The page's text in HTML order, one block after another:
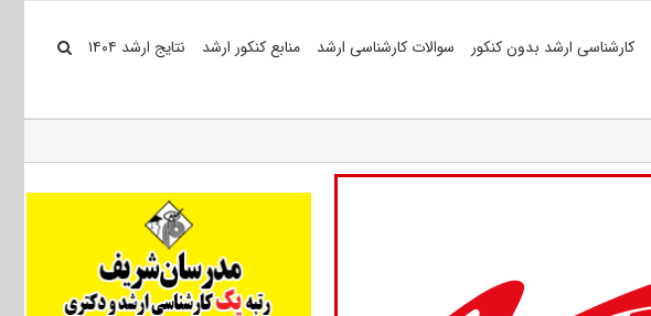
کارشناسی ارشد بدون کنکور سوالات کارشناسی ارشد منابع کنکور ارشد نتایج ارشد ۱۴۰۴